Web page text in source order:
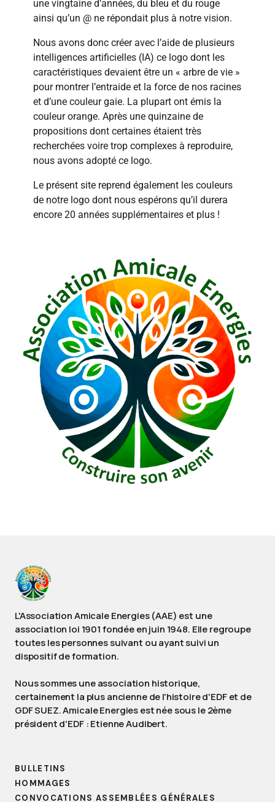
une vingtaine d’années, du bleu et du rouge
ainsi qu’un @ ne répondait plus à notre vision.
Nous avons donc créer avec l’aide de plusieurs
intelligences artificielles (IA) ce logo dont les
caractéristiques devaient être un « arbre de vie »
pour montrer l’entraide et la force de nos racines
et d’une couleur gaie. La plupart ont émis la
couleur orange. Après une quinzaine de
propositions dont certaines étaient très
recherchées voire trop complexes à reproduire,
nous avons adopté ce logo.
Le présent site reprend également les couleurs
de notre logo dont nous espérons qu’il durera
encore 20 années supplémentaires et plus !
L'Association Amicale Energies (AAE) est une
association loi 1901 fondée en juin 1948. Elle regroupe
toutes les personnes suivant ou ayant suivi un
dispositif de formation.
Nous sommes une association historique,
certainement la plus ancienne de l'histoire d'EDF et de
GDF SUEZ. Amicale Energies est née sous le 2ème
président d'EDF : Etienne Audibert.
BULLETINS
HOMMAGES
CONVOCATIONS ASSEMBLÉES GÉNÉRALES